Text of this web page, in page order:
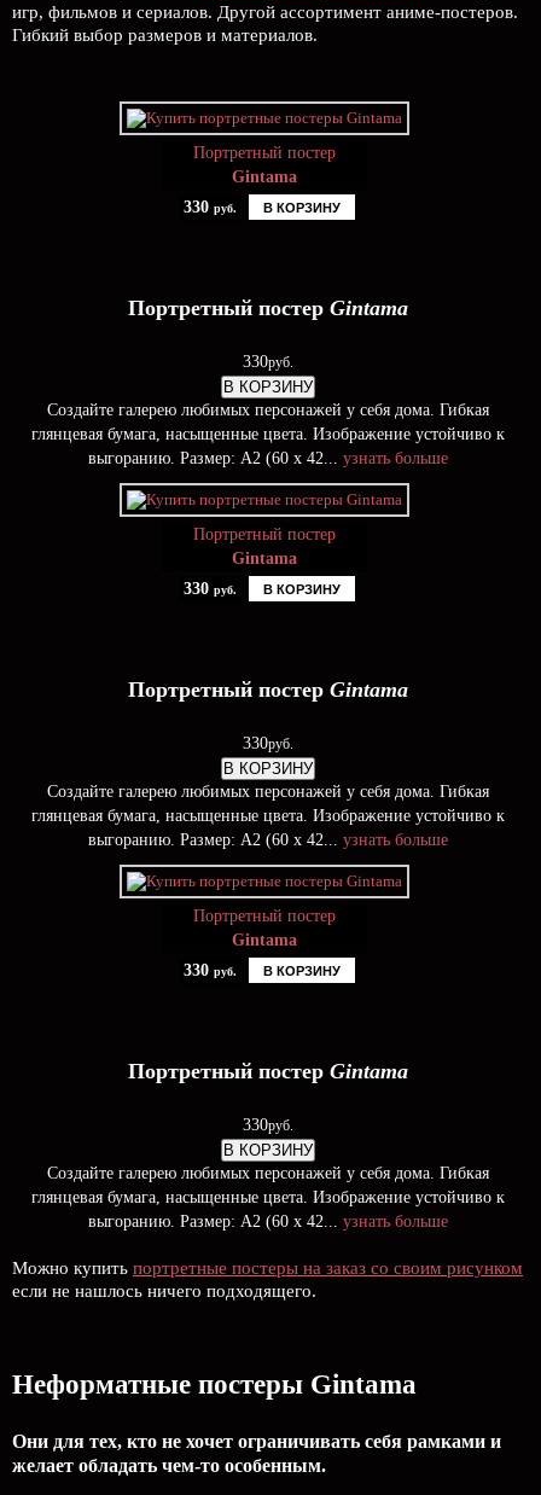
игр, фильмов и сериалов. Другой ассортимент аниме-постеров.
Гибкий выбор размеров и материалов.
Портретный постер
Gintama
330 руб. В КОРЗИНУ
Портретный постер Gintama
330руб.
В КОРЗИНУ
Создайте галерею любимых персонажей у себя дома. Гибкая
глянцевая бумага, насыщенные цвета. Изображение устойчиво к
выгоранию. Размер: А2 (60 х 42... узнать больше
Портретный постер
Gintama
330 руб. В КОРЗИНУ
Портретный постер Gintama
330руб.
В КОРЗИНУ
Создайте галерею любимых персонажей у себя дома. Гибкая
глянцевая бумага, насыщенные цвета. Изображение устойчиво к
выгоранию. Размер: А2 (60 х 42... узнать больше
Портретный постер
Gintama
330 руб. В КОРЗИНУ
Портретный постер Gintama
330руб.
В КОРЗИНУ
Создайте галерею любимых персонажей у себя дома. Гибкая
глянцевая бумага, насыщенные цвета. Изображение устойчиво к
выгоранию. Размер: А2 (60 х 42... узнать больше
Можно купить портретные постеры на заказ со своим рисунком
если не нашлось ничего подходящего.
Неформатные постеры Gintama
Они для тех, кто не хочет ограничивать себя рамками и
желает обладать чем-то особенным.